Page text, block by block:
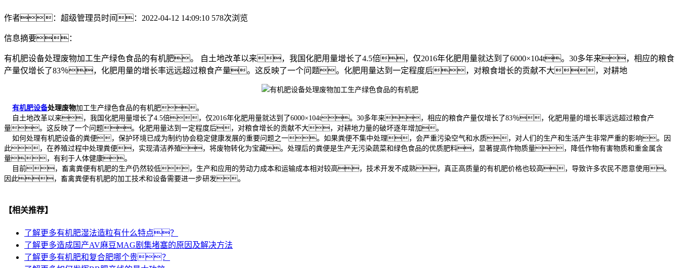
作者：超级管理员 时间：2022-04-12 14:09:10 578次浏览
信息摘要：
有机肥设备处理废物加工生产绿色食品的有机肥。 自土地改革以来，我国化肥用量增长了4.5倍，仅2016年化肥用量就达到了6000×104t。30多年来，相应的粮食
产量仅增长了83％，化肥用量的增长率远远超过粮食产量。这反映了一个问题。化肥用量达到一定程度后，对粮食增长的贡献不大，对耕地
有机肥设备处理废物加工生产绿色食品的有机肥。
自土地改革以来，我国化肥用量增长了4.5倍，仅2016年化肥用量就达到了6000×104t。30多年来，相应的粮食产量仅增长了83％，化肥用量的增长率远远超过粮食产
量。这反映了一个问题。化肥用量达到一定程度后，对粮食增长的贡献不大，对耕地力量的破坏逐年增加。
如何处理有机肥设备的粪便，保护环境已成为制约协会稳定健康发展的重要问题之一。如果粪便不集中处理，会严重污染空气和水质，对人们的生产和生活产生非常严重的影响。因
此，在养殖过程中处理粪便，实现清洁养殖，将废物转化为宝藏。处理后的粪便是生产无污染蔬菜和绿色食品的优质肥料，显著提高作物质量，降低作物有害物质和重金属含
量，有利于人体健康。
目前，畜禽粪便有机肥的生产仍然较低，生产和应用的劳动力成本和运输成本相对较高，技术开发不成熟，真正高质量的有机肥价格也较高，导致许多农民不愿意使用。
因此，畜禽粪便有机肥的加工技术和设备需要进一步研发。
【相关推荐】
了解更多有机肥湿法造粒有什么特点？
了解更多造成国产AV麻豆MAG剧集堵塞的原因及解决方法
了解更多有机肥和复合肥哪个贵？